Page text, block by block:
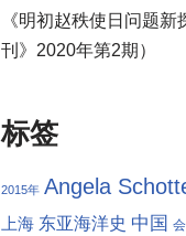
《明初赵秩使日问题
刊》2020年第2期）
标签
2015年 Angela
上海 东亚海洋史 中国